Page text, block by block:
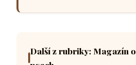
Další z rubriky: Magazín o